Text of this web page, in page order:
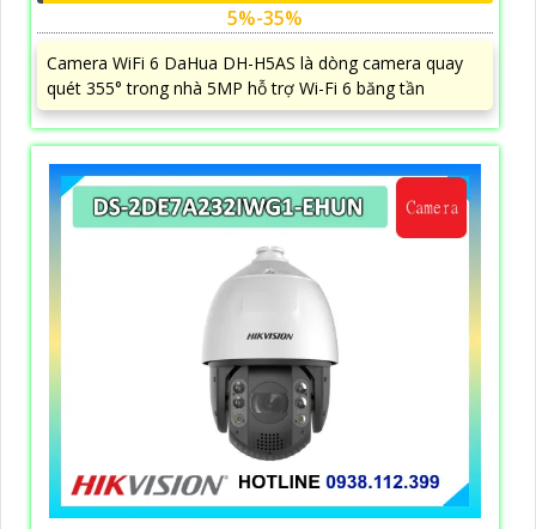
5%-35%
Camera WiFi 6 DaHua DH-H5AS là dòng camera quay
quét 355° trong nhà 5MP hỗ trợ Wi-Fi 6 băng tần